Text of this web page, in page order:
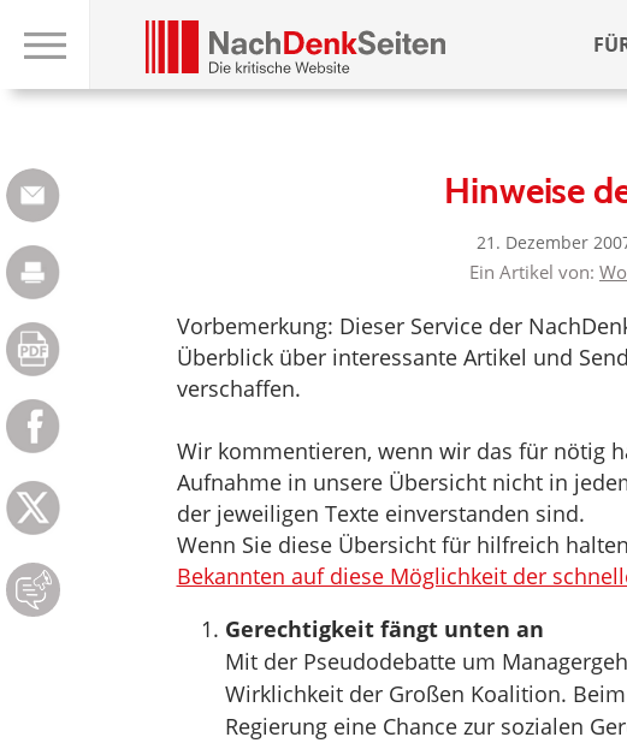
Hinweise
21. Dezember
Ein Artikel von:
Vorbemerkung: Dieser Service der
Überblick über interessante Artikel und
verschaffen.
Wir kommentieren, wenn wir das für nötig
Aufnahme in unsere Übersicht nicht in
der jeweiligen Texte einverstanden sind.
Wenn Sie diese Übersicht für hilfreich
Bekannten auf diese Möglichkeit der
Gerechtigkeit fängt unten an
Mit der Pseudodebatte um
Wirklichkeit der Großen Koalition.
Regierung eine Chance zur sozialen